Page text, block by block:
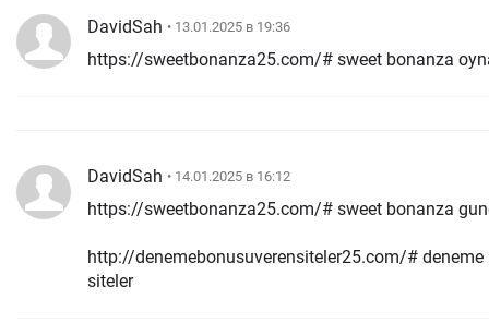
DavidSah • 13.01.2025 в 19:36
https://sweetbonanza25.com/# sweet bonanza
DavidSah • 14.01.2025 в 16:12
https://sweetbonanza25.com/# sweet bonanza
http://denemebonusuverensiteler25.com/# deneme
siteler